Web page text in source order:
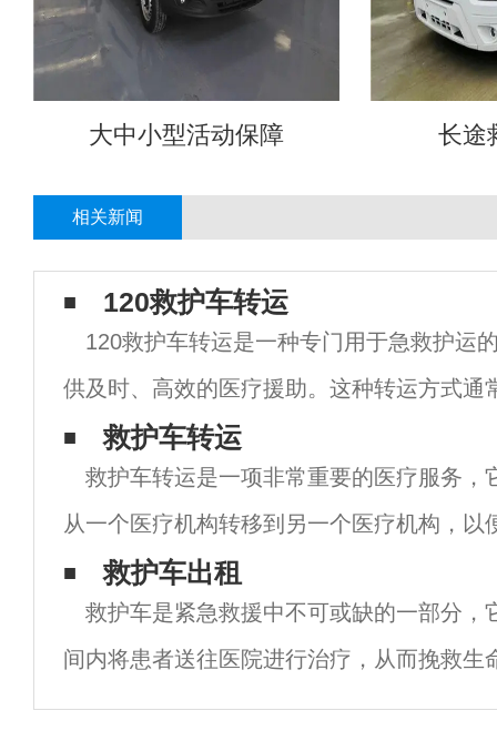
大中小型活动保障 长途
相关新闻
120救护车转运
120救护车转运是一种专门用于急救护运
供及时、高效的医疗援助。这种转运方式通
人员驾驶和护理，以确保患者在转运过程中
照顾。 首先，120救护车转运具有高度的急
救护车转运
救护车转运是一项非常重要的医疗服务，
从一个医疗机构转移到另一个医疗机构，以
疗和护理。这种服务通常由专业的医疗机构
公司提供，他们会派遣特别训练有素的医护
救护车出租
救护车是紧急救援中不可或缺的一部分，
间内将患者送往医院进行治疗，从而挽救生
些地区，救护车的数量有限，导致很多患者